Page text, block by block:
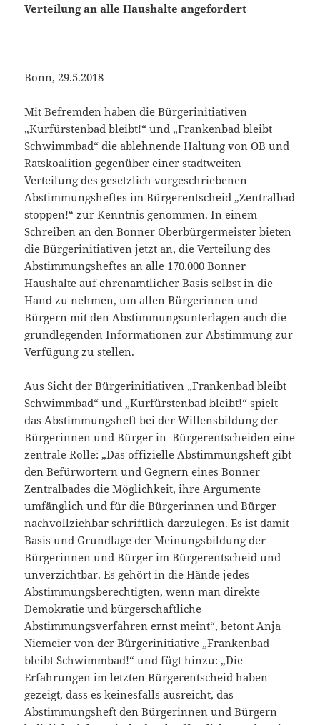
Verteilung an alle Haushalte angefordert
Bonn, 29.5.2018
Mit Befremden haben die Bürgerinitiativen
„Kurfürstenbad bleibt!“ und „Frankenbad bleibt
Schwimmbad“ die ablehnende Haltung von OB und
Ratskoalition gegenüber einer stadtweiten
Verteilung des gesetzlich vorgeschriebenen
Abstimmungsheftes im Bürgerentscheid „Zentralbad
stoppen!“ zur Kenntnis genommen. In einem
Schreiben an den Bonner Oberbürgermeister bieten
die Bürgerinitiativen jetzt an, die Verteilung des
Abstimmungsheftes an alle 170.000 Bonner
Haushalte auf ehrenamtlicher Basis selbst in die
Hand zu nehmen, um allen Bürgerinnen und
Bürgern mit den Abstimmungsunterlagen auch die
grundlegenden Informationen zur Abstimmung zur
Verfügung zu stellen.
Aus Sicht der Bürgerinitiativen „Frankenbad bleibt
Schwimmbad“ und „Kurfürstenbad bleibt!“ spielt
das Abstimmungsheft bei der Willensbildung der
Bürgerinnen und Bürger in Bürgerentscheiden eine
zentrale Rolle: „Das offizielle Abstimmungsheft gibt
den Befürwortern und Gegnern eines Bonner
Zentralbades die Möglichkeit, ihre Argumente
umfänglich und für die Bürgerinnen und Bürger
nachvollziehbar schriftlich darzulegen. Es ist damit
Basis und Grundlage der Meinungsbildung der
Bürgerinnen und Bürger im Bürgerentscheid und
unverzichtbar. Es gehört in die Hände jedes
Abstimmungsberechtigten, wenn man direkte
Demokratie und bürgerschaftliche
Abstimmungsverfahren ernst meint“, betont Anja
Niemeier von der Bürgerinitiative „Frankenbad
bleibt Schwimmbad!“ und fügt hinzu: „Die
Erfahrungen im letzten Bürgerentscheid haben
gezeigt, dass es keinesfalls ausreicht, das
Abstimmungsheft den Bürgerinnen und Bürgern